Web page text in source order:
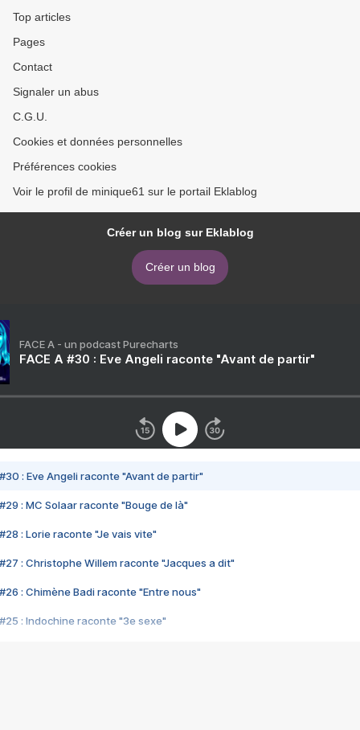
Top articles
Pages
Contact
Signaler un abus
C.G.U.
Cookies et données personnelles
Préférences cookies
Voir le profil de minique61 sur le portail Eklablog
Créer un blog sur Eklablog
Créer un blog
FACE A - un podcast Purecharts
FACE A #30 : Eve Angeli raconte "Avant de partir"
#30 : Eve Angeli raconte "Avant de partir"
#29 : MC Solaar raconte "Bouge de là"
#28 : Lorie raconte "Je vais vite"
#27 : Christophe Willem raconte "Jacques a dit"
#26 : Chimène Badi raconte "Entre nous"
#25 : Indochine raconte "3e sexe"